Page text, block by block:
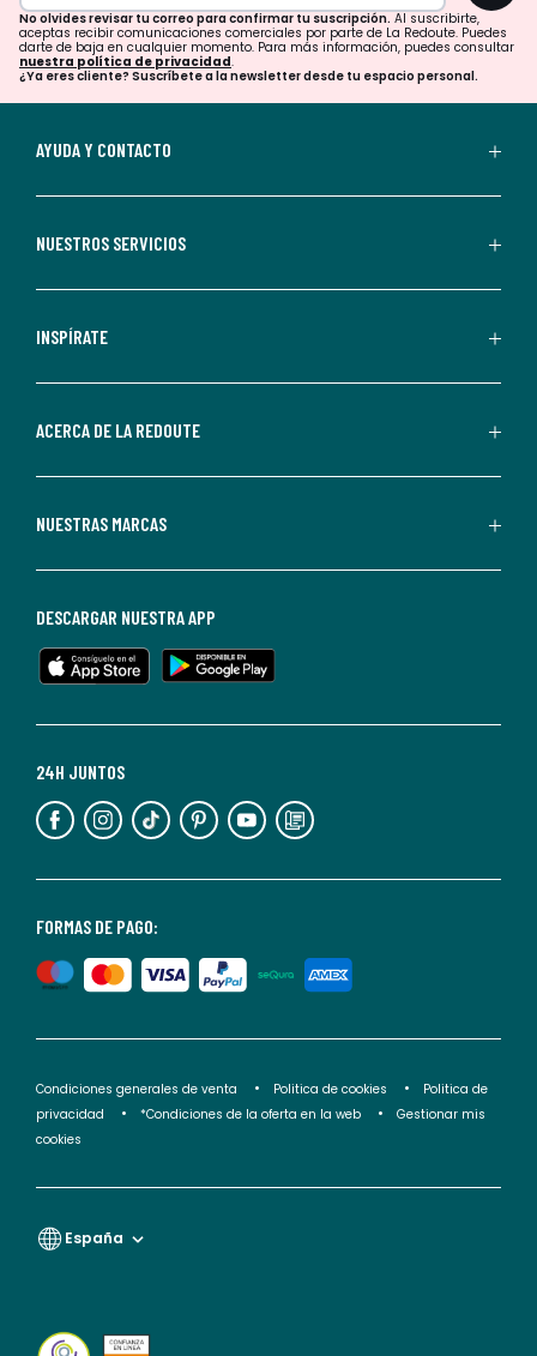
para
confirmar
tu
suscripción.
aceptas
comerciales
personalizadas
parte
Redoute.
de
en
cualquier
Para
información,
puedes
nuestra
de
privacidad</2>.
No olvides revisar tu correo para confirmar tu suscripción. Al suscribirte,
aceptas recibir comunicaciones comerciales por parte de La Redoute. Puedes
darte de baja en cualquier momento. Para más información, puedes consultar
nuestra política de privacidad.
¿Ya eres cliente? Suscríbete a la newsletter desde tu espacio personal.
AYUDA Y CONTACTO
NUESTROS SERVICIOS
INSPÍRATE
ACERCA DE LA REDOUTE
NUESTRAS MARCAS
FORMAS DE PAGO:
24H JUNTOS
DESCARGAR NUESTRA APP
Condiciones generales de venta Politica de cookies
Politica de
privacidad
*Condiciones de la oferta en la web
Gestionar mis
cookies
España